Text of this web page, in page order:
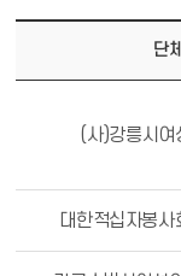
단
(사)강릉시여
대한적십자봉사